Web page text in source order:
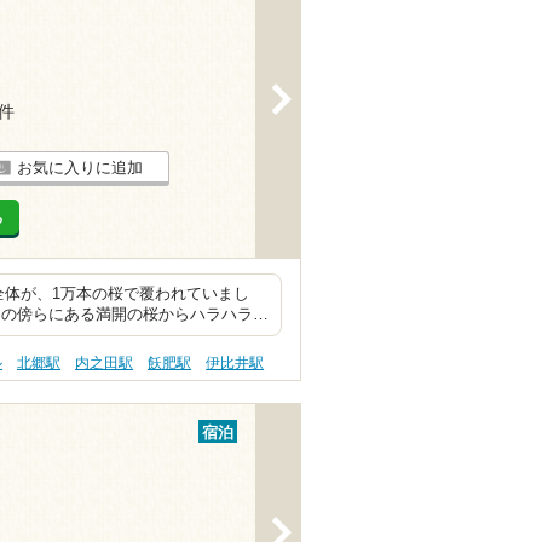
お気に入りに追加
が、1万本の桜で覆われていまし
傍らにある満開の桜からハラハラ…
北郷駅 内之田駅 飫肥駅 伊比井駅
宿泊